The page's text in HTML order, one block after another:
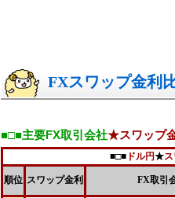
FXスワップ金利
■□■主要FX取引会社★スワップ
■□■ ドル円★
順位 スワップ金利 FX取引